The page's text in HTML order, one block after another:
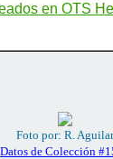
en OTS
Foto por: R. Aguilar
Datos de Colección